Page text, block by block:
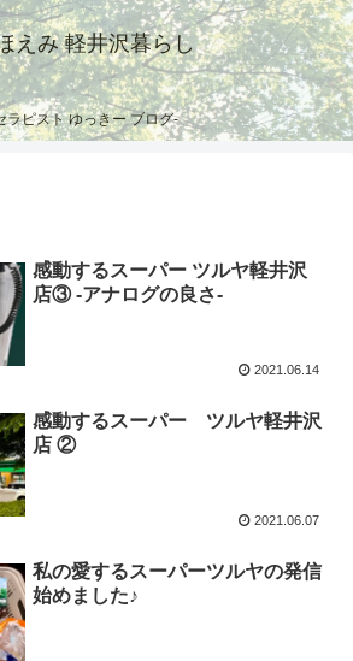
えみ 軽井沢暮らし
ラピスト ゆっきー ブログ-
感動するスーパー ツルヤ軽井沢
店③ -アナログの良さ-
2021.06.14
感動するスーパー ツルヤ軽井沢
店 ②
2021.06.07
私の愛するスーパーツルヤの発信
始めました♪